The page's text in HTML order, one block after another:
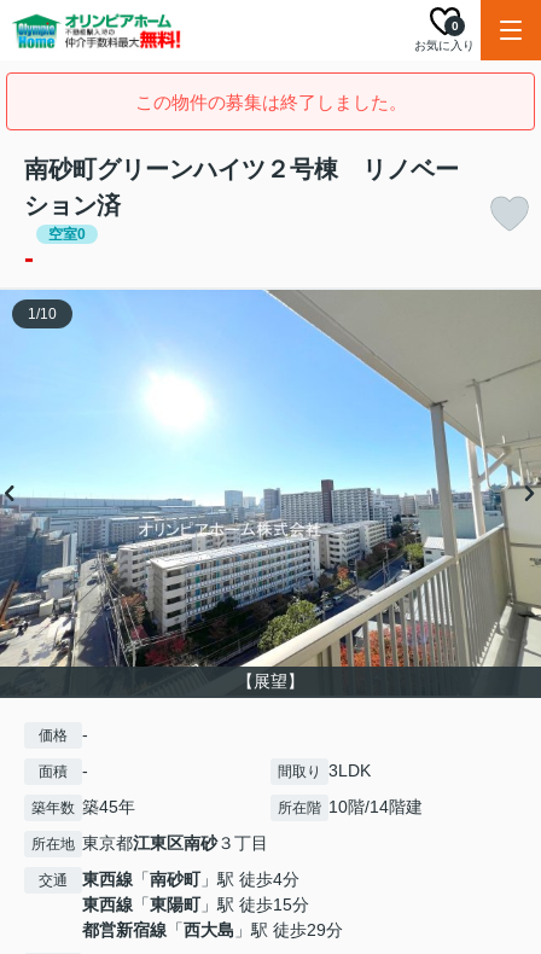
お気に入り
0
この物件の募集は終了しました。
南砂町グリーンハイツ２号棟 リノベー
ション済
空室0
-
【展望】
1/10
価格 -
面積 - 間取り 3LDK
築年数 築45年 所在階 10階/14階建
所在地 東京都江東区南砂３丁目
交通 東西線 「南砂町」駅 徒歩4分
東西線 「東陽町」駅 徒歩15分
都営新宿線 「西大島 」駅 徒歩29分